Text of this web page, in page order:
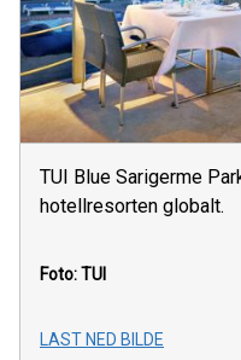
TUI Blue Sarigerme
hotellresorten globalt.
Foto: TUI
LAST NED BILDE